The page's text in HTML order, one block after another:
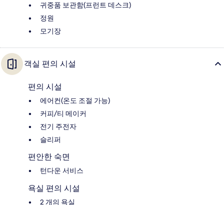
귀중품 보관함(프런트 데스크)
정원
모기장
객실 편의 시설
편의 시설
에어컨(온도 조절 가능)
커피/티 메이커
전기 주전자
슬리퍼
편안한 숙면
턴다운 서비스
욕실 편의 시설
2 개의 욕실